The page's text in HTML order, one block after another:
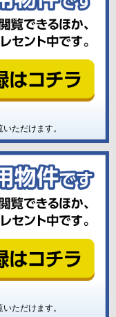
ただけます。
ただけます。